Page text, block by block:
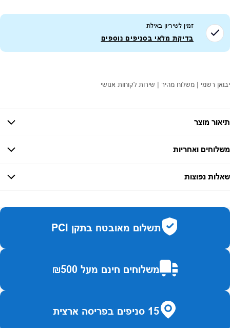
זמין לשיריון באילת
בדיקת מלאי בסניפים נוספים
יבואן רשמי | משלוח מהיר | שירות לקוחות אנושי
תיאור מוצר
משלוחים ואחריות
זמן אספקה: עד 7 ימי עסקים
שאלות נפוצות
האם ניתן לחלק תשלומים?
האם ניתן להחזיר מוצר?כן, בהתאם לחוק הגנת הצרכן ובאריזה המקורית
תשלום מאובטח בתקן PCI
משלוחים חינם מעל ₪500
15 סניפים בפריסה ארצית